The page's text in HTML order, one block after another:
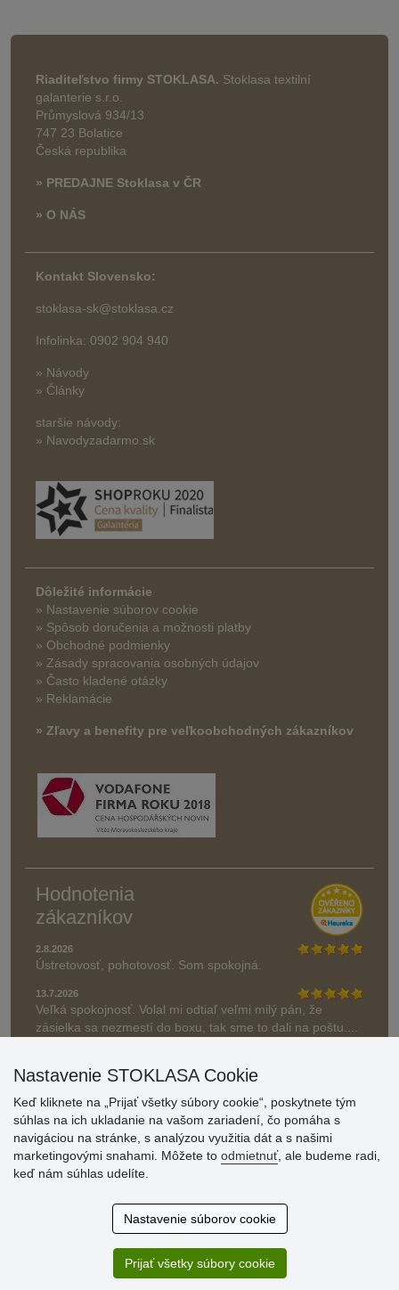
Riaditeľstvo firmy STOKLASA. Stoklasa textilní
galanterie s.r.o.
Průmyslová 934/13
747 23 Bolatice
Česká republika
» PREDAJNE Stoklasa v ČR
» O NÁS
Kontakt Slovensko:
stoklasa-sk@stoklasa.cz
Infolinka: 0902 904 940
» Návody
» Články
staršie návody:
» Navodyzadarmo.sk
Dôležité informácie
» Nastavenie súborov cookie
» Spôsob doručenia a možnosti platby
» Obchodné podmienky
» Zásady spracovania osobných údajov
» Často kladené otázky
» Reklamácie
» Zľavy a benefity pre veľkoobchodných zákazníkov
Hodnotenia
zákazníkov
2.8.2026
Ústretovosť, pohotovosť. Som spokojná.
13.7.2026
Veľká spokojnosť. Volal mi odtiaľ veľmi milý pán, že
zásielka sa nezmestí do boxu, tak sme to dali na poštu....
» Aktuálne 6948 recenzií
© Stoklasa textilní galanterie s.r.o. 2026.
Nastavenie STOKLASA Cookie
Keď kliknete na „Prijať všetky súbory cookie“, poskytnete tým
súhlas na ich ukladanie na vašom zariadení, čo pomáha s
navigáciou na stránke, s analýzou využitia dát a s našimi
marketingovými snahami. Môžete to odmietnuť, ale budeme radi,
keď nám súhlas udelíte.
Nastavenie súborov cookie
Prijať všetky súbory cookie